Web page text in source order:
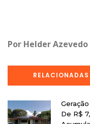
Por Helder Azevedo
RELACIONADAS
De R$